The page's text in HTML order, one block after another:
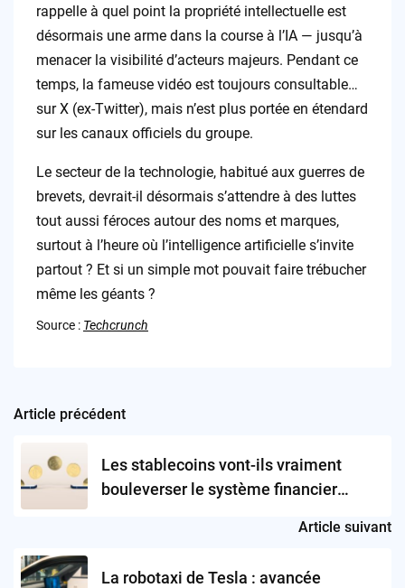
rappelle à quel point la propriété intellectuelle est
désormais une arme dans la course à l’IA — jusqu’à
menacer la visibilité d’acteurs majeurs. Pendant ce
temps, la fameuse vidéo est toujours consultable…
sur X (ex-Twitter), mais n’est plus portée en étendard
sur les canaux officiels du groupe.
Le secteur de la technologie, habitué aux guerres de
brevets, devrait-il désormais s’attendre à des luttes
tout aussi féroces autour des noms et marques,
surtout à l’heure où l’intelligence artificielle s’invite
partout ? Et si un simple mot pouvait faire trébucher
même les géants ?
Source : Techcrunch
Post
navigation
Article précédent
Les stablecoins vont-ils vraiment
bouleverser le système financier
Article suivant
La robotaxi de Tesla : avancée